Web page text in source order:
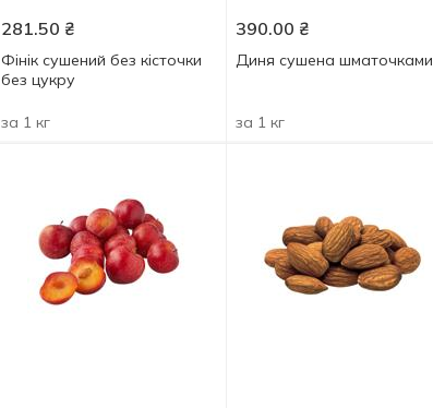
281.50 ₴
Фінік сушений без кісточки
без цукру
за 1 кг
390.00 ₴
Диня сушена шматочками
за 1 кг